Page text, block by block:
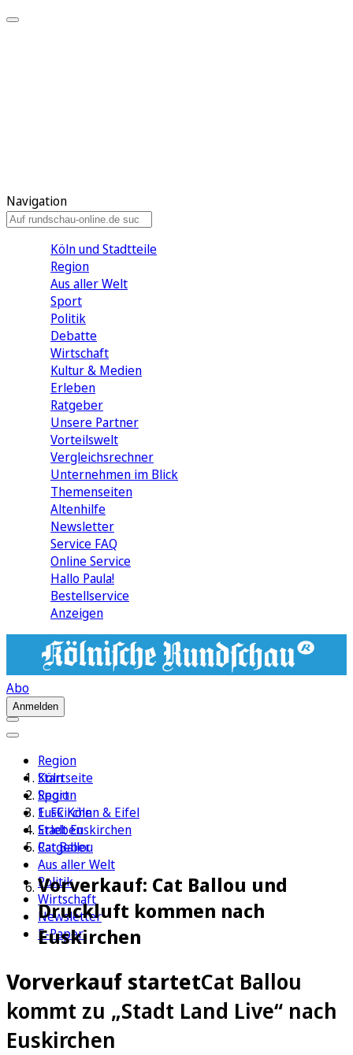
Navigation
Köln und Stadtteile
Region
Aus aller Welt
Sport
Politik
Debatte
Wirtschaft
Kultur & Medien
Erleben
Ratgeber
Unsere Partner
Vorteilswelt
Vergleichsrechner
Unternehmen im Blick
Themenseiten
Altenhilfe
Newsletter
Service FAQ
Online Service
Hallo Paula!
Bestellservice
Anzeigen
Abo
Anmelden
Region
Köln
Sport
1. FC Köln
Erleben
Ratgeber
Aus aller Welt
Politik
Wirtschaft
Newsletter
E-Paper
Startseite
Region
Euskirchen & Eifel
Stadt Euskirchen
Cat Ballou
Vorverkauf: Cat Ballou und
Druckluft kommen nach
Euskirchen
Vorverkauf startetCat Ballou
kommt zu „Stadt Land Live“ nach
Euskirchen